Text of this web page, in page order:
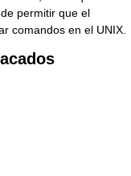
permitir que el
comandos en el UNIX.